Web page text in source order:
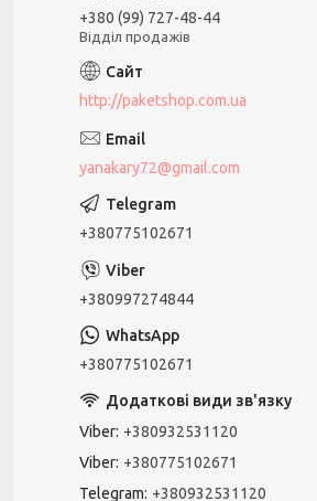
+380 (99) 727-48-44
Відділ продажів
http://paketshop.com.ua
yanakary72@gmail.com
+380775102671
+380997274844
+380775102671
Viber +380932531120
Viber +380775102671
Telegram +380932531120